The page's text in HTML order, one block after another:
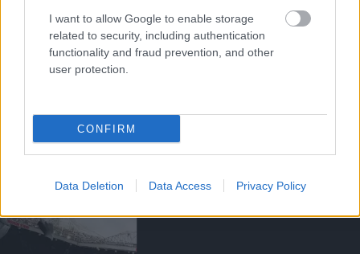
I want to allow Google to enable storage
related to security, including authentication
functionality and fraud prevention, and other
user protection.
CONFIRM
Data Deletion Data Access Privacy Policy
PREMIER LEAGUE